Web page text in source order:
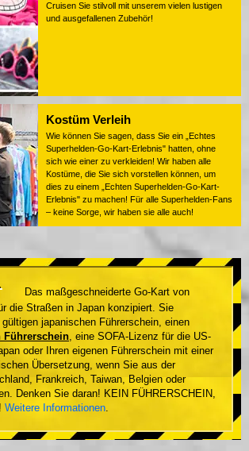
Cruisen Sie stilvoll mit unserem vielen lustigen
und ausgefallenen Zubehör!
Kostüm Verleih
Wie können Sie sagen, dass Sie ein „Echtes
Superhelden-Go-Kart-Erlebnis" hatten, ohne
sich wie einer zu verkleiden! Wir haben alle
Kostüme, die Sie sich vorstellen können, um
dies zu einem „Echten Superhelden-Go-Kart-
Erlebnis" zu machen! Für alle Superhelden-Fans
– keine Sorge, wir haben sie alle auch!
Das maßgeschneiderte Go-Kart von
die Straßen in Japan konzipiert. Sie
gültigen japanischen Führerschein, einen
Führerschein, eine SOFA-Lizenz für die US-
oder Ihren eigenen Führerschein mit einer
Übersetzung, wenn Sie aus der
Frankreich, Taiwan, Belgien oder
Denken Sie daran! KEIN FÜHRERSCHEIN,
Weitere Informationen.